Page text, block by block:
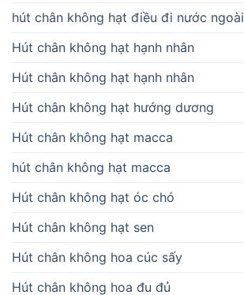
hút chân không hạt điều đi nước ngoài
Hút chân không hạt hạnh nhân
Hút chân không hạt hạnh nhân
Hút chân không hạt hướng dương
Hút chân không hạt macca
hút chân không hạt macca
Hút chân không hạt óc chó
Hút chân không hạt sen
Hút chân không hoa cúc sấy
Hút chân không hoa đu đủ